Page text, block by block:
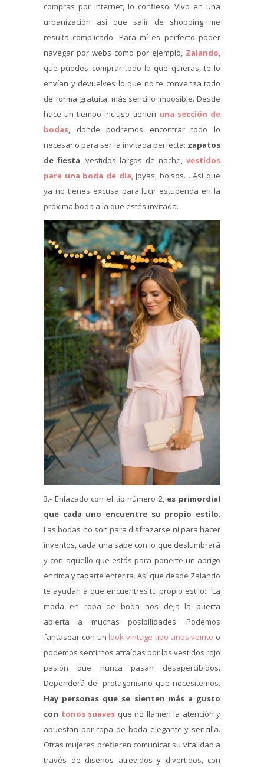
compras por internet, lo confieso. Vivo en una
urbanización así que salir de shopping me
resulta complicado. Para mí es perfecto poder
navegar por webs como por ejemplo, Zalando,
que puedes comprar todo lo que quieras, te lo
envían y devuelves lo que no te convenza todo
de forma gratuita, más sencillo imposible. Desde
hace un tiempo incluso tienen una sección de
bodas, donde podremos encontrar todo lo
necesario para ser la invitada perfecta: zapatos
de fiesta, vestidos largos de noche, vestidos
para una boda de día, joyas, bolsos… Así que
ya no tienes excusa para lucir estupenda en la
próxima boda a la que estés invitada.
3.- Enlazado con el tip número 2,es primordial
que cada uno encuentre su propio estilo.
Las bodas no son para disfrazarse ni para hacer
inventos, cada una sabe con lo que deslumbrará
y con aquello que estás para ponerte un abrigo
encima y taparte enterita. Así que desde Zalando
te ayudan a que encuentres tu propio estilo: ‘La
moda en ropa de boda nos deja la puerta
abierta a muchas posibilidades. Podemos
fantasear con un look vintage tipo años veinte o
podemos sentirnos atraídas por los vestidos rojo
pasión que nunca pasan desapercibidos.
Dependerá del protagonismo que necesitemos.
Hay personas que se sienten más a gusto
con tonos suaves que no llamen la atención y
apuestan por ropa de boda elegante y sencilla.
Otras mujeres prefieren comunicar su vitalidad a
través de diseños atrevidos y divertidos, con